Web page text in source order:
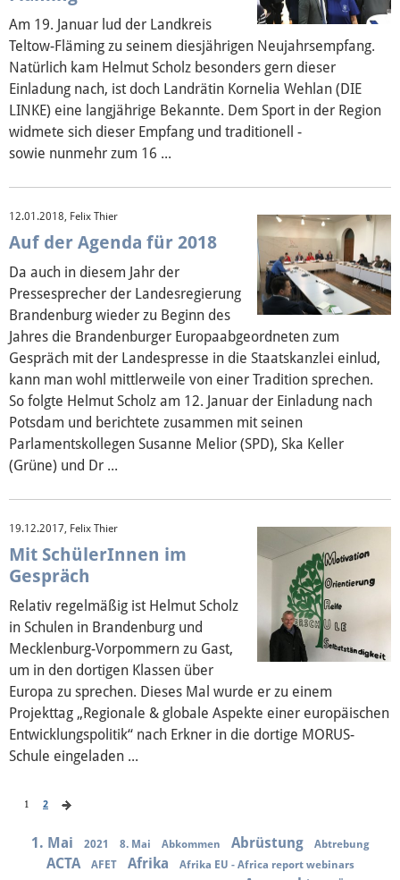
Am 19. Januar lud der Landkreis
Teltow-Fläming zu seinem diesjährigen Neujahrsempfang.
Natürlich kam Helmut Scholz besonders gern dieser
Einladung nach, ist doch Landrätin Kornelia Wehlan (DIE
LINKE) eine langjährige Bekannte. Dem Sport in der Region
widmete sich dieser Empfang und traditionell -
sowie nunmehr zum 16 ...
12.01.2018, Felix Thier
Auf der Agenda für 2018
Da auch in diesem Jahr der
Pressesprecher der Landesregierung
Brandenburg wieder zu Beginn des
Jahres die Brandenburger Europaabgeordneten zum
Gespräch mit der Landespresse in die Staatskanzlei einlud,
kann man wohl mittlerweile von einer Tradition sprechen.
So folgte Helmut Scholz am 12. Januar der Einladung nach
Potsdam und berichtete zusammen mit seinen
Parlamentskollegen Susanne Melior (SPD), Ska Keller
(Grüne) und Dr ...
19.12.2017, Felix Thier
Mit SchülerInnen im
Gespräch
Relativ regelmäßig ist Helmut Scholz
in Schulen in Brandenburg und
Mecklenburg-Vorpommern zu Gast,
um in den dortigen Klassen über
Europa zu sprechen. Dieses Mal wurde er zu einem
Projekttag „Regionale & globale Aspekte einer europäischen
Entwicklungspolitik“ nach Erkner in die dortige MORUS-
Schule eingeladen ...
1 2
1. Mai 2021 8. Mai Abkommen Abrüstung Abtrebung
ACTA AFET Afrika
Afrika EU - Africa report webinars